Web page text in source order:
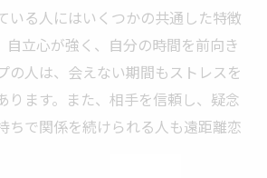
いる人にはいくつかの共通した特徴
自立心が強く、自分の時間を前向き
の人は、会えない期間もストレスを
ります。また、相手を信頼し、疑念
ちで関係を続けられる人も遠距離恋